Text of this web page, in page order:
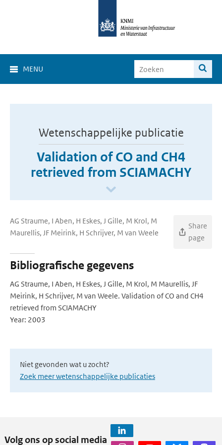
MENU
Wetenschappelijke publicatie
Validation of CO and CH4
retrieved from SCIAMACHY
AG Straume, I Aben, H Eskes, J Gille, M Krol, M
Maurellis, JF Meirink, H Schrijver, M van Weele
Share
page
Bibliografische gegevens
AG Straume, I Aben, H Eskes, J Gille, M Krol, M Maurellis, JF
Meirink, H Schrijver, M van Weele. Validation of CO and CH4
retrieved from SCIAMACHY
Year: 2003
Niet gevonden wat u zocht?
Zoek meer wetenschappelijke publicaties
Volg ons op social media